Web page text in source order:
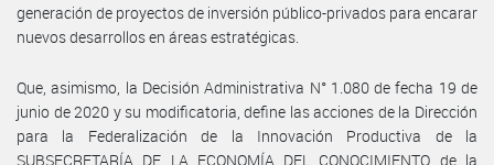
generación de proyectos de inversión público-privados para encarar
nuevos desarrollos en áreas estratégicas.
Que, asimismo, la Decisión Administrativa N° 1.080 de fecha 19 de
junio de 2020 y su modificatoria, define las acciones de la Dirección
para la Federalización de la Innovación Productiva de la
SUBSECRETARÍA DE LA ECONOMÍA DEL CONOCIMIENTO de la